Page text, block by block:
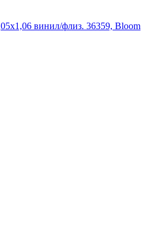
винил/флиз. 36359, Bloom